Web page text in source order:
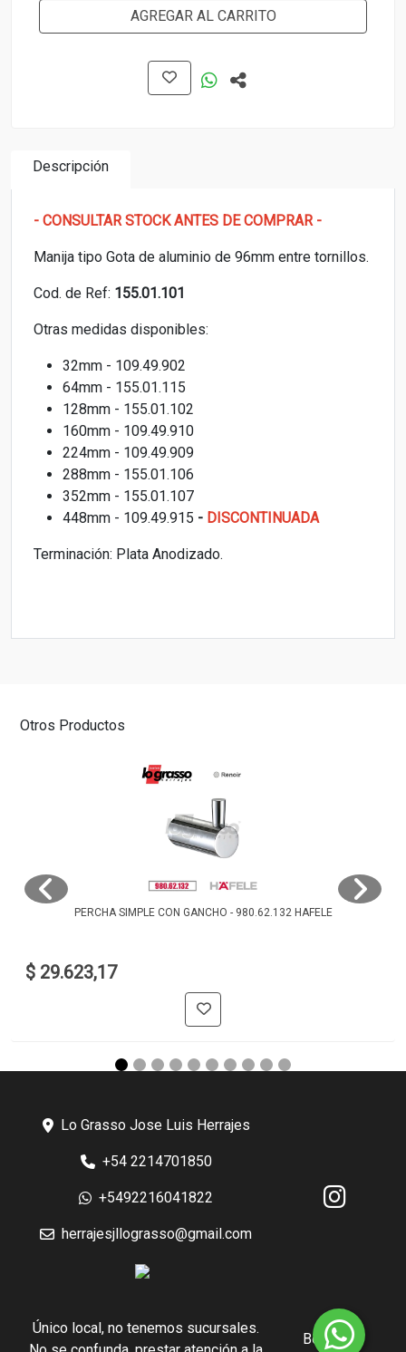
AGREGAR AL CARRITO
Descripción
- CONSULTAR STOCK ANTES DE COMPRAR -
Manija tipo Gota de aluminio de 96mm entre tornillos.
Cod. de Ref: 155.01.101
Otras medidas disponibles:
32mm - 109.49.902
64mm - 155.01.115
128mm - 155.01.102
160mm - 109.49.910
224mm - 109.49.909
288mm - 155.01.106
352mm - 155.01.107
448mm - 109.49.915 - DISCONTINUADA
Terminación: Plata Anodizado.
Otros Productos
PERCHA SIMPLE CON GANCHO - 980.62.132 HAFELE
$ 29.623,17
Lo Grasso Jose Luis Herrajes
+54 2214701850
+5492216041822
herrajesjllograsso@gmail.com
Único local, no tenemos sucursales.
Botón de